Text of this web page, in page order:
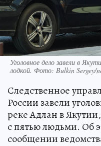
Уголовное дело завели в
лодкой. Фото: Bulkin Sergey/
Следственное
России завели
реке Адлан в
с пятью людьми. Об
сообщении